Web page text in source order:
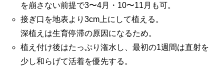
を崩さない前提で3〜4月・10〜11月も可。
接ぎ口を地表より3cm上にして植える。
深植えは生育停滞の原因になるため。
植え付け後はたっぷり潅水し、最初の1週間は直射を
少し和らげて活着を優先する。